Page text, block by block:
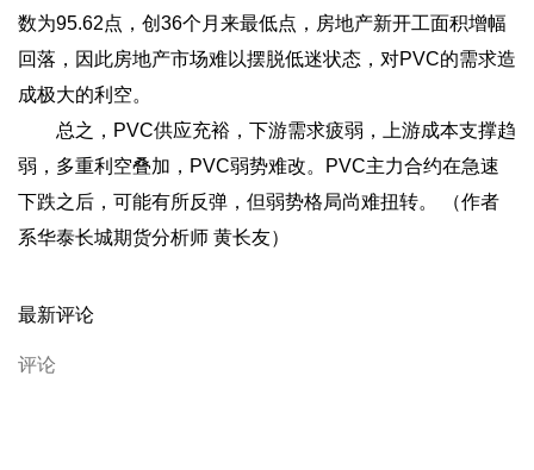
数为95.62点，创36个月来最低点，房地产新开工面积增幅
回落，因此房地产市场难以摆脱低迷状态，对PVC的需求造
成极大的利空。
总之，PVC供应充裕，下游需求疲弱，上游成本支撑趋
弱，多重利空叠加，PVC弱势难改。PVC主力合约在急速
下跌之后，可能有所反弹，但弱势格局尚难扭转。 （作者
系华泰长城期货分析师 黄长友）
最新评论